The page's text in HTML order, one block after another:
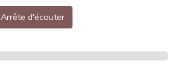
Arrête d'écouter